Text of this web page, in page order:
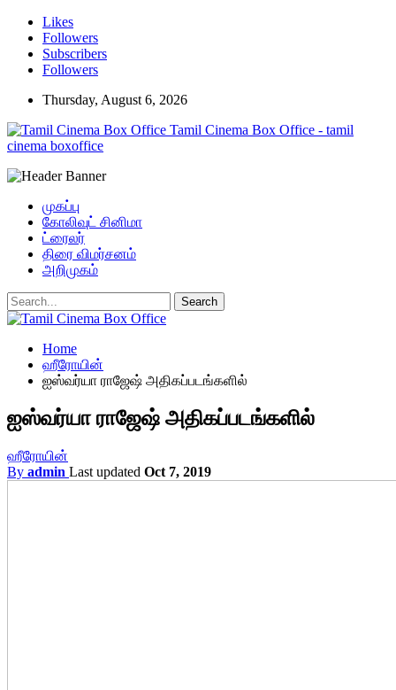
Likes
Followers
Subscribers
Followers
Thursday, August 6, 2026
Tamil Cinema Box Office - tamil
cinema boxoffice
முகப்பு
கோலிவுட் சினிமா
ட்ரைலர்
திரை விமர்சனம்
அறிமுகம்
Home
ஹீரோயின்
ஐஸ்வர்யா ராஜேஷ் அதிகப்படங்களில்
ஐஸ்வர்யா ராஜேஷ் அதிகப்படங்களில்
ஹீரோயின்
By admin Last updated Oct 7, 2019